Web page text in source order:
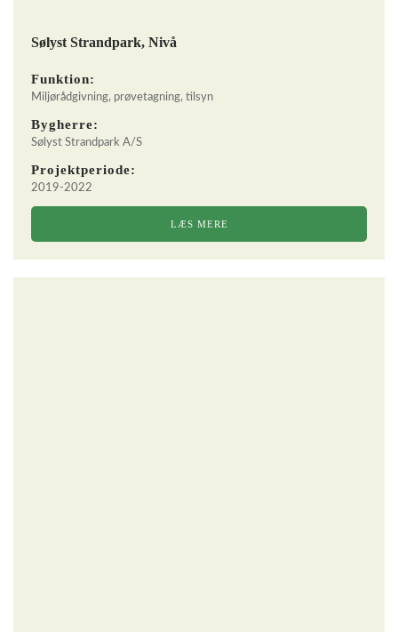
Sølyst Strandpark, Nivå
Funktion:
Miljørådgivning, prøvetagning, tilsyn
Bygherre:
Sølyst Strandpark A/S
Projektperiode:
2019-2022
LÆS MERE